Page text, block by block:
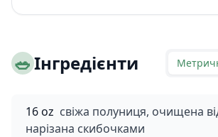
🥗Інгредієнти
16 oz свіжа полуниця, очищена
нарізана скибочками